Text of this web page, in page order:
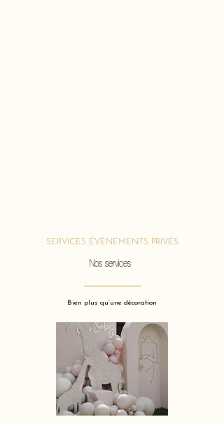
SERVICES ÉVÈNEMENTS PRIVÉS
Nos services
Bien plus qu’une décoration